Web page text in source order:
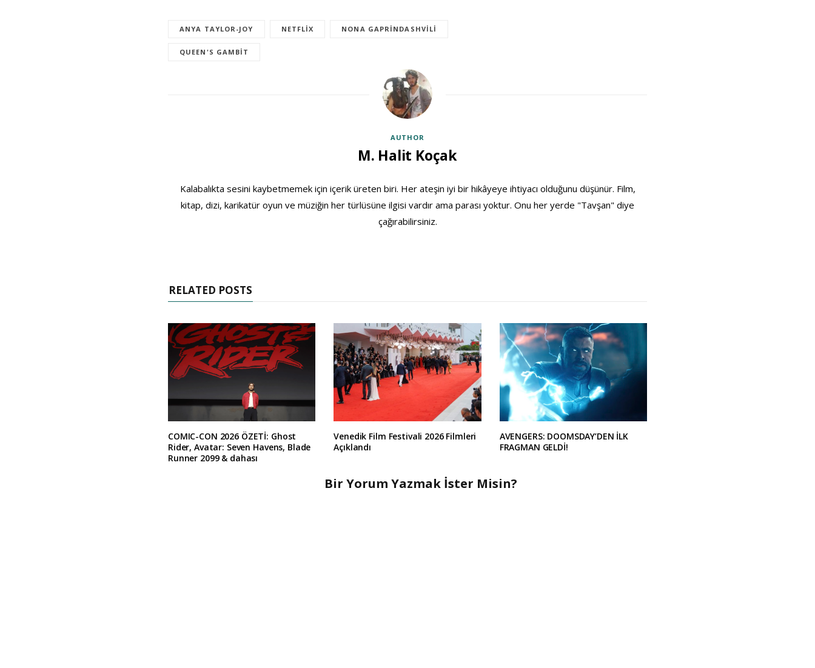
ANYA TAYLOR-JOY NETFLIX NONA GAPRINDASHVILI
QUEEN'S GAMBIT
AUTHOR
M. Halit Koçak
Kalabalıkta sesini kaybetmemek için içerik üreten biri. Her ateşin iyi bir hikâyeye ihtiyacı olduğunu düşünür. Film,
kitap, dizi, karikatür oyun ve müziğin her türlüsüne ilgisi vardır ama parası yoktur. Onu her yerde "Tavşan" diye
çağırabilirsiniz.
RELATED POSTS
COMIC-CON 2026 ÖZETİ: Ghost
Rider, Avatar: Seven Havens, Blade
Runner 2099 & dahası
Venedik Film Festivali 2026 Filmleri
Açıklandı
AVENGERS: DOOMSDAY’DEN İLK
FRAGMAN GELDİ!
Bir Yorum Yazmak İster Misin?